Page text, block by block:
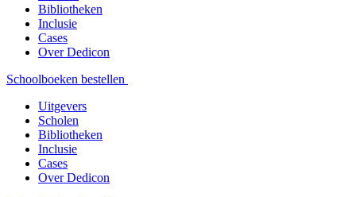
Bibliotheken
Inclusie
Cases
Over Dedicon
Schoolboeken bestellen
Uitgevers
Scholen
Bibliotheken
Inclusie
Cases
Over Dedicon